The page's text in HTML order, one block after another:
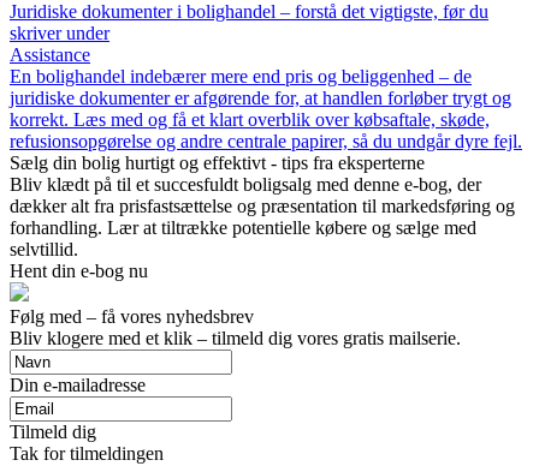
Juridiske dokumenter i bolighandel – forstå det vigtigste, før du
skriver under
Assistance
En bolighandel indebærer mere end pris og beliggenhed – de
juridiske dokumenter er afgørende for, at handlen forløber trygt og
korrekt. Læs med og få et klart overblik over købsaftale, skøde,
refusionsopgørelse og andre centrale papirer, så du undgår dyre fejl.
Sælg din bolig hurtigt og effektivt - tips fra eksperterne
Bliv klædt på til et succesfuldt boligsalg med denne e-bog, der
dækker alt fra prisfastsættelse og præsentation til markedsføring og
forhandling. Lær at tiltrække potentielle købere og sælge med
selvtillid.
Hent din e-bog nu
Følg med – få vores nyhedsbrev
Bliv klogere med et klik – tilmeld dig vores gratis mailserie.
Din e-mailadresse
Tilmeld dig
Tak for tilmeldingen